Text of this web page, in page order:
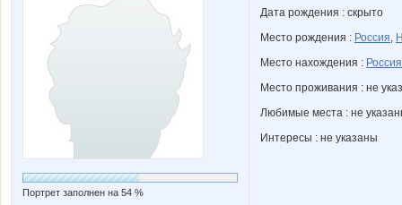
Портрет заполнен на 54 %
Дата рождения : скрыто
Место рождения : Россия,
Место нахождения : Россия
Место проживания : не
Любимые места : не
Интересы : не указаны